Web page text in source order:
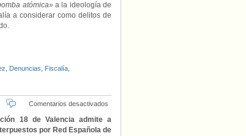
atómica» a la ideología de
a considerar como delitos de
Denuncias Fiscalía
Comentarios desactivados
18 de Valencia admite a
por Red Española de